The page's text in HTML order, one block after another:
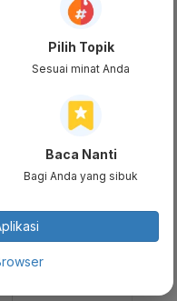
Pilih Topik
Sesuai minat Anda
Baca Nanti
Bagi Anda yang sibuk